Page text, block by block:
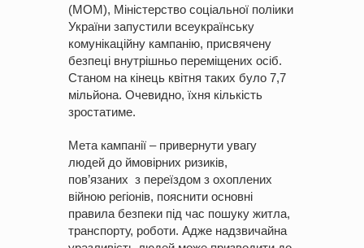
(МОМ), Міністерство соціальної поліики
України запустили всеукраїнську
комунікаційну кампанію, присвячену
безпеці внутрішньо переміщених осіб.
Станом на кінець квітня таких було 7,7
мільйона. Очевидно, їхня кількість
зростатиме.
Мета кампанії – привернути увагу
людей до ймовірних ризиків,
пов’язаних з переїздом з охоплених
війною регіонів, пояснити основні
правила безпеки під час пошуку житла,
транспорту, роботи. Адже надзвичайна